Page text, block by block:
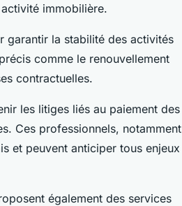
immobilière.
garantir la stabilité des activités
comme le renouvellement
contractuelles.
les litiges liés au paiement des
Ces professionnels, notamment
et peuvent anticiper tous enjeux
également des services